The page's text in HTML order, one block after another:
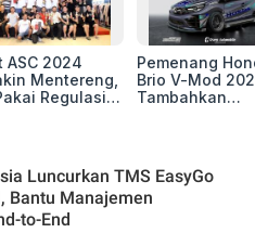
ASC 2024
Mentereng,
Regulasi
Pemenang
Brio V-Mod
Tambahkan
Luncurkan TMS EasyGo
Bantu Manajemen
to-End